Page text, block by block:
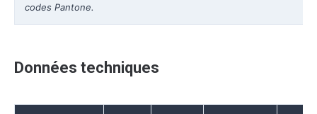
codes Pantone.
Données techniques